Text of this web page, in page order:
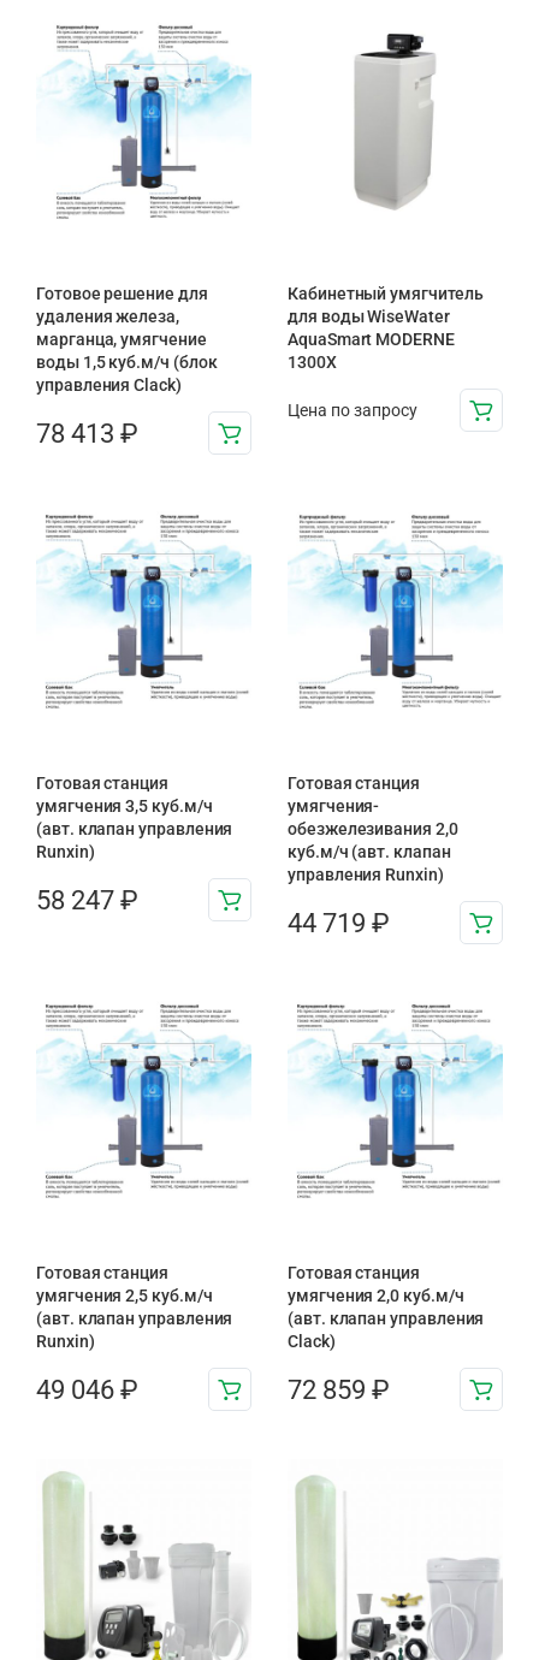
Готовое решение для
удаления железа,
марганца, умягчение
воды 1,5 куб.м/ч (блок
управления Clack)
78 413 ₽
Кабинетный умягчитель
для воды WiseWater
AquaSmart MODERNE
1300X
Цена по запросу
Готовая станция
умягчения 3,5 куб.м/ч
(авт. клапан управления
Runxin)
58 247 ₽
Готовая станция
умягчения-
обезжелезивания 2,0
куб.м/ч (авт. клапан
управления Runxin)
44 719 ₽
Готовая станция
умягчения 2,5 куб.м/ч
(авт. клапан управления
Runxin)
49 046 ₽
Готовая станция
умягчения 2,0 куб.м/ч
(авт. клапан управления
Clack)
72 859 ₽